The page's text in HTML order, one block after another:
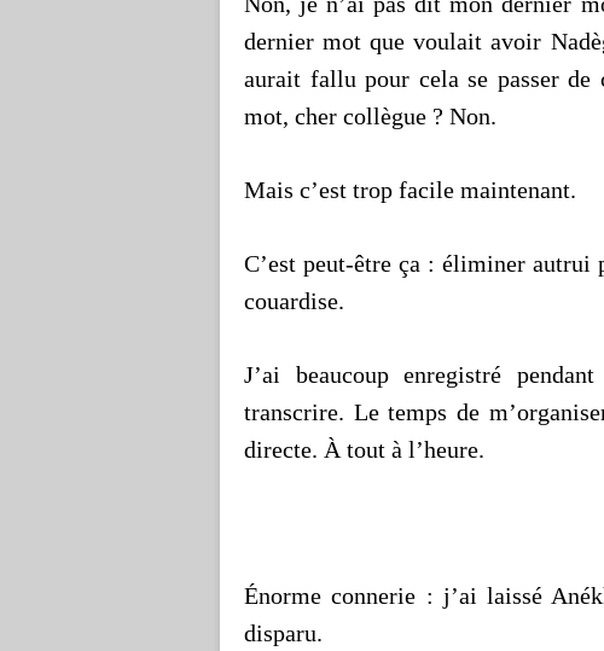
dernier mot que voulait avoir
aurait fallu pour cela se passer
mot, cher collègue ? Non.
Mais c’est trop facile maintenant.
C’est peut-être ça : éliminer autrui
couardise.
J’ai beaucoup enregistré
transcrire. Le temps de
directe. À tout à l’heure.
Énorme connerie : j’ai laissé
disparu.